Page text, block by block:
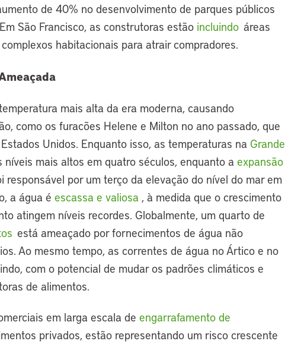
de 40% no desenvolvimento de parques públicos
São Francisco, as construtoras estão incluindo áreas
habitacionais para atrair compradores.
mais alta da era moderna, causando
como os furacões Helene e Milton no ano passado, que
Unidos. Enquanto isso, as temperaturas na Grande
níveis mais altos em quatro séculos, enquanto a expansão
responsável por um terço da elevação do nível do mar em
a água é escassa e valiosa , à medida que o crescimento
atingem níveis recordes. Globalmente, um quarto de
está ameaçado por fornecimentos de água não
Ao mesmo tempo, as correntes de água no Ártico e no
com o potencial de mudar os padrões climáticos e
de alimentos.
em larga escala de engarrafamento de
privados, estão representando um risco crescente